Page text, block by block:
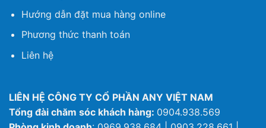
Hướng dẫn đặt mua hàng online
Phương thức thanh toán
Liên hệ
LIÊN HỆ CÔNG TY CỔ PHẦN ANY VIỆT NAM
Tổng đài chăm sóc khách hàng: 0904.938.569